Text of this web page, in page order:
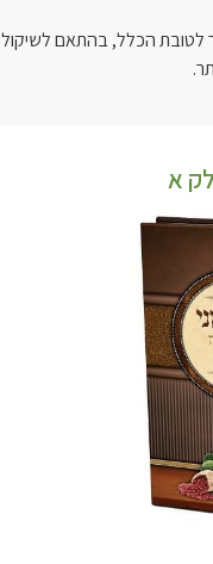
הכלל, בהתאם לשיקול
א